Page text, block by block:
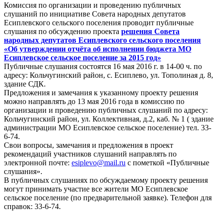
Комиссия по организации и проведению публичных
слушаний по инициативе Совета народных депутатов
Есиплевского сельского поселения проводит публичные
слушания по обсуждению проекта решения Совета
народных депутатов Есиплевского сельского поселения
«Об утверждении отчёта об исполнении бюджета МО
Есиплевское сельское поселение за 2015 год»
Публичные слушания состоятся 16 мая 2016 г. в 14-00 ч. по
адресу: Кольчугинский район, с. Есиплево, ул. Тополиная д. 8,
здание СДК.
Предложения и замечания к указанному проекту решения
можно направлять до 13 мая 2016 года в комиссию по
организации и проведению публичных слушаний по адресу:
Кольчугинский район, ул. Коллективная, д.2, каб. № 1 ( здание
администрации МО Есиплевское сельское поселение) тел. 33-
6-74.
Свои вопросы, замечания и предложения в проект
рекомендаций участников слушаний направлять по
электронной почте: esiplevo@mail.ru с пометкой «Публичные
слушания».
В публичных слушаниях по обсуждаемому проекту решения
могут принимать участие все жители МО Есиплевское
сельское поселение (по предварительной заявке). Телефон для
справок: 33-6-74.